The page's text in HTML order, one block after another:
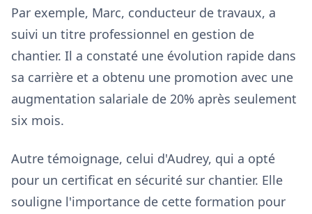
Par exemple, Marc, conducteur de travaux, a
suivi un titre professionnel en gestion de
chantier. Il a constaté une évolution rapide dans
sa carrière et a obtenu une promotion avec une
augmentation salariale de 20% après seulement
six mois.
Autre témoignage, celui d'Audrey, qui a opté
pour un certificat en sécurité sur chantier. Elle
souligne l'importance de cette formation pour